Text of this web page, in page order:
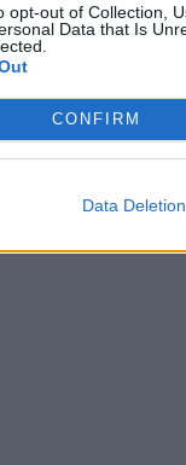
opt-out of Collection,
Data that Is
CONFIRM
Data Deletion
Drenthe